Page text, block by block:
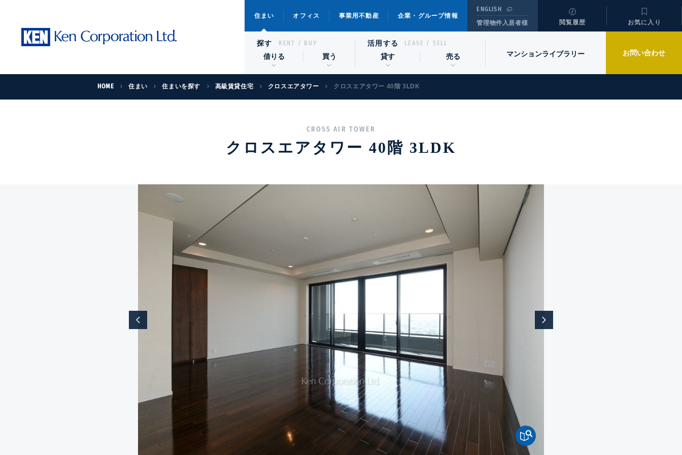
住まい オフィス 事業用不動産 企業・グループ情報
ENGLISH
管理物件入居者様
閲覧履歴 お気に入り
探す RENT / BUY
借りる 買う
活用する LEASE / SELL
貸す 売る マンションライブラリー お問い合わせ
HOME 住まい 住まいを探す 高級賃貸住宅 クロスエアタワー クロスエアタワー 40階 3LDK
CROSS AIR TOWER
クロスエアタワー 40階 3LDK